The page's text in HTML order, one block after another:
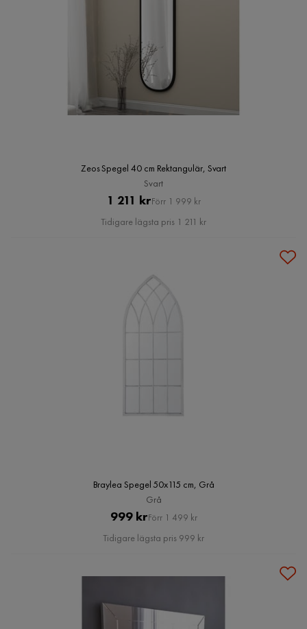
Zeos Spegel 40 cm Rektangulär, Svart
Svart
Pris
1 211 krOriginal
Pris
Förr 1 999 kr
Tidigare lägsta pris 1 211 kr
Braylea Spegel 50x115 cm, Grå
Grå
Pris
999 kr Original
Pris
Förr 1 499 kr
Tidigare lägsta pris 999 kr